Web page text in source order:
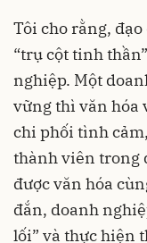
Tôi cho rằng,
“trụ cột tinh
nghiệp. Một
vững thì văn hóa
chi phối tình
thành viên trong
được văn hóa
đắn, doanh
lối” và thực hiện